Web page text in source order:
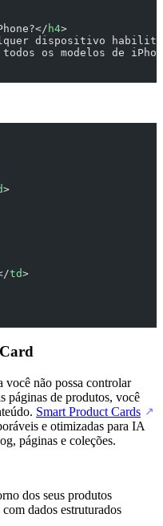
h4>
dispositivo
os modelos de
>
td>
você não possa controlar
páginas de produtos, você
Smart Product Cards ↗
e otimizadas para IA
páginas e coleções.
dos seus produtos
dados estruturados